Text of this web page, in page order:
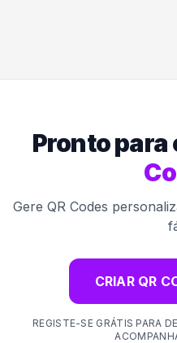
Pronto para
Gere QR Codes
CRIAR QR
REGISTE-SE GRÁTIS PARA